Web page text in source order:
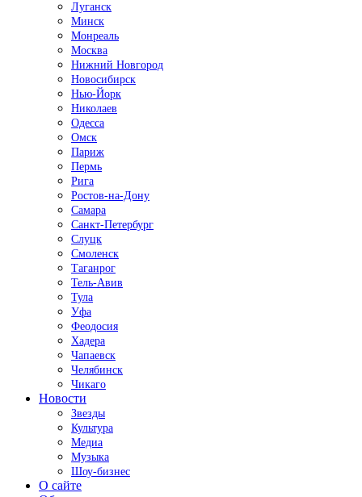
Луганск
Минск
Монреаль
Москва
Нижний Новгород
Новосибирск
Нью-Йорк
Николаев
Одесса
Омск
Париж
Пермь
Рига
Ростов-на-Дону
Самара
Санкт-Петербург
Слуцк
Смоленск
Таганрог
Тель-Авив
Тула
Уфа
Феодосия
Хадера
Чапаевск
Челябинск
Чикаго
Новости
Звезды
Культура
Медиа
Музыка
Шоу-бизнес
О сайте